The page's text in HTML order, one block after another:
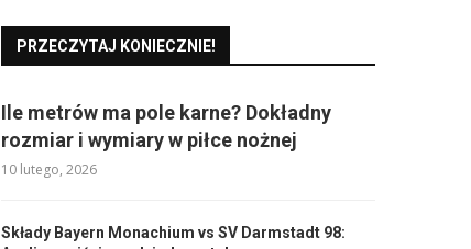
PRZECZYTAJ KONIECZNIE!
Ile metrów ma pole karne? Dokładny
rozmiar i wymiary w piłce nożnej
10 lutego, 2026
Składy Bayern Monachium vs SV Darmstadt 98: